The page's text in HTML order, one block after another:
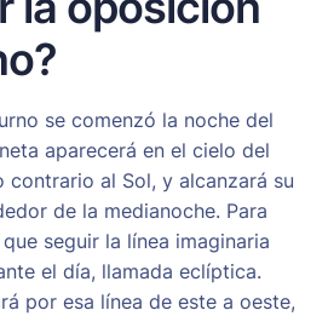
se comenzó la noche del
aparecerá en el cielo del
contrario al Sol, y alcanzará su
de la medianoche. Para
seguir la línea imaginaria
el día, llamada eclíptica.
por esa línea de este a oeste,